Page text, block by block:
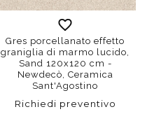
Gres porcellanato effetto
graniglia di marmo lucido,
Sand 120x120 cm -
Newdecò, Ceramica
Sant'Agostino
Richiedi preventivo